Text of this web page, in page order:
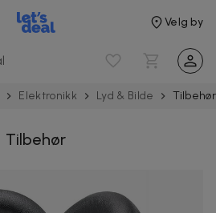
Velg by
Elektronikk Lyd & Bilde Tilbehør
Tilbehør